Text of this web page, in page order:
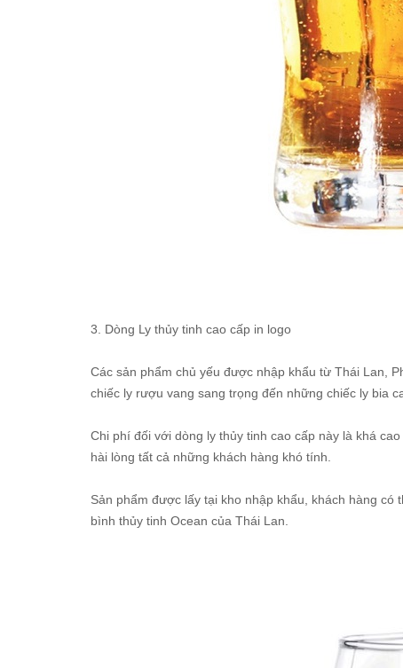
3. Dòng Ly thủy tinh cao cấp in logo
Các sản phẩm chủ yếu được nhập khẩu từ Thái Lan,
chiếc ly rượu vang sang trọng đến những chiếc ly bia
Chi phí đối với dòng ly thủy tinh cao cấp này là khá
hài lòng tất cả những khách hàng khó tính.
Sản phẩm được lấy tại kho nhập khẩu, khách hàng
bình thủy tinh Ocean của Thái Lan.